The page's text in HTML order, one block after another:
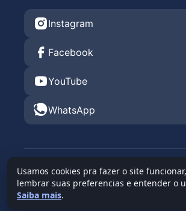
Instagram
Facebook
YouTube
WhatsApp
© 2026 Endurance Rental KGV 2026 •
Granja Viana
Usamos cookies pra fazer o site funcionar,
lembrar suas preferencias e entender o
Saiba mais.